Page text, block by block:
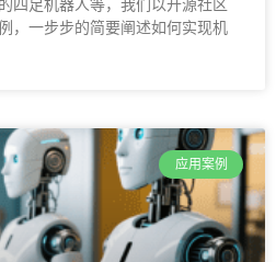
四足机器人等，我们以开源社区
，一步步的简要阐述如何实现机
应用案例